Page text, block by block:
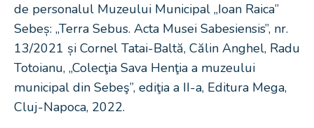
de personalul Muzeului Municipal „Ioan Raica”
Sebeș: „Terra Sebus. Acta Musei Sabesiensis”, nr.
13/2021 și Cornel Tatai-Baltă, Călin Anghel, Radu
Totoianu, „Colecţia Sava Henţia a muzeului
municipal din Sebeş”, ediţia a II-a, Editura Mega,
Cluj-Napoca, 2022.